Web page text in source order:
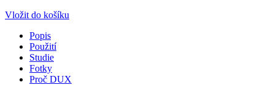
Vložit do košíku
Popis
Použití
Studie
Fotky
Proč DUX